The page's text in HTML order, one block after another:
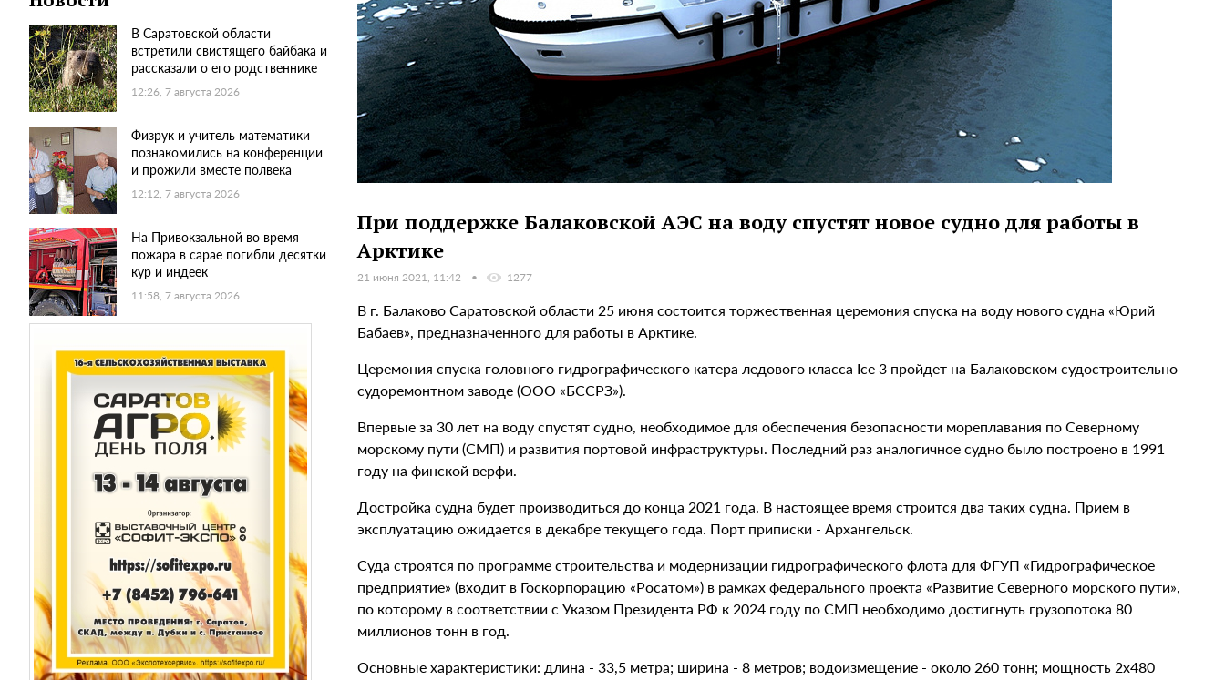
В Саратовской области
встретили свистящего байбака и
рассказали о его родственнике
12:26, 7 августа 2026
Физрук и учитель математики
познакомились на конференции
и прожили вместе полвека
12:12, 7 августа 2026
На Привокзальной во время
пожара в сарае погибли десятки
кур и индеек
11:58, 7 августа 2026
При поддержке Балаковской АЭС на воду спустят новое судно для работы в
Арктике
21 июня 2021, 11:42 1277
В г. Балаково Саратовской области 25 июня состоится торжественная церемония спуска на воду нового судна «Юрий
Бабаев», предназначенного для работы в Арктике.
Церемония спуска головного гидрографического катера ледового класса Ice 3 пройдет на Балаковском судостроительно-
судоремонтном заводе (ООО «БССРЗ»).
Впервые за 30 лет на воду спустят судно, необходимое для обеспечения безопасности мореплавания по Северному
морскому пути (СМП) и развития портовой инфраструктуры. Последний раз аналогичное судно было построено в 1991
году на финской верфи.
Достройка судна будет производиться до конца 2021 года. В настоящее время строится два таких судна. Прием в
эксплуатацию ожидается в декабре текущего года. Порт приписки - Архангельск.
Суда строятся по программе строительства и модернизации гидрографического флота для ФГУП «Гидрографическое
предприятие» (входит в Госкорпорацию «Росатом») в рамках федерального проекта «Развитие Северного морского пути»,
по которому в соответствии с Указом Президента РФ к 2024 году по СМП необходимо достигнуть грузопотока 80
миллионов тонн в год.
Основные характеристики: длина - 33,5 метра; ширина - 8 метров; водоизмещение - около 260 тонн; мощность 2х480